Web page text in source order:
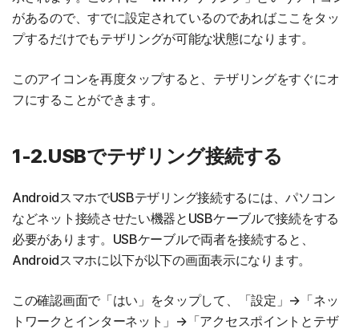
があるので、すでに設定されているのであればここをタッ
プするだけでもテザリングが可能な状態になります。
このアイコンを再度タップすると、テザリングをすぐにオ
フにすることができます。
1-2.USBでテザリング接続する
AndroidスマホでUSBテザリング接続するには、パソコン
などネット接続させたい機器とUSBケーブルで接続をする
必要があります。USBケーブルで両者を接続すると、
Androidスマホに以下が以下の画面表示になります。
この確認画面で「はい」をタップして、「設定」→「ネッ
トワークとインターネット」→「アクセスポイントとテザ